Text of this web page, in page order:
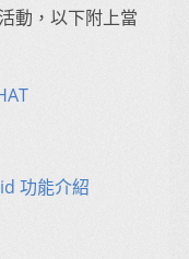
動，以下附上當
功能介紹